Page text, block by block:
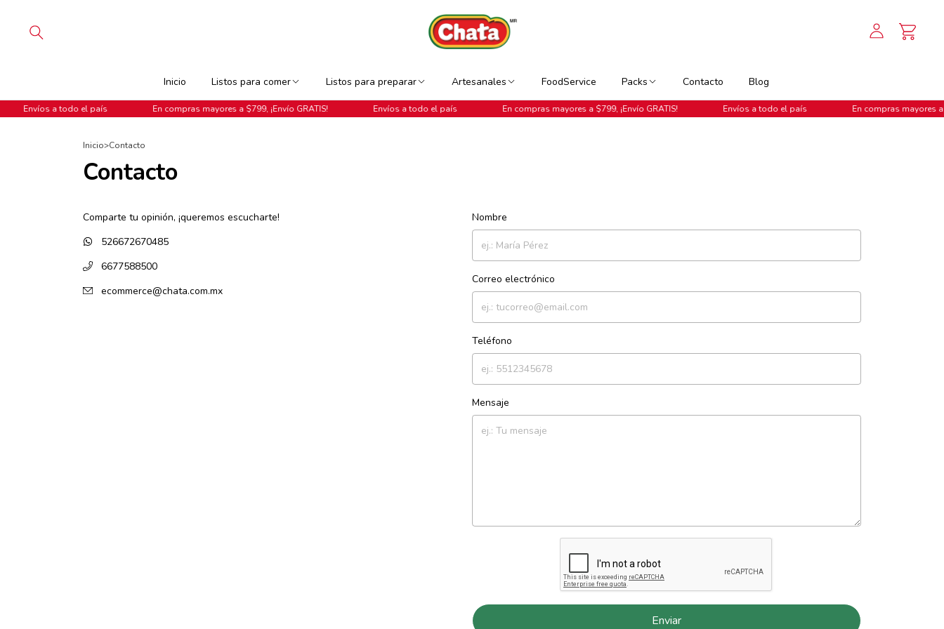
Inicio Listos para comer Listos para preparar Artesanales FoodService Packs Contacto Blog
el país En compras mayores a $799, ¡Envío GRATIS! Envíos a todo el país En compras mayores a $799, ¡Envío GRATIS! Envíos a todo el país En compras mayores a $799, ¡Envío
Inicio>Contacto
Contacto
Comparte tu opinión, ¡queremos escucharte!
526672670485
6677588500
ecommerce@chata.com.mx
Nombre
Correo electrónico
Teléfono
Mensaje
Enviar